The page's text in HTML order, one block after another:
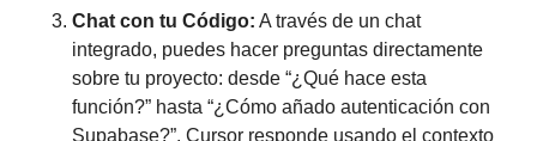
Chat con tu Código: A través de un chat
integrado, puedes hacer preguntas directamente
sobre tu proyecto: desde “¿Qué hace esta
función?” hasta “¿Cómo añado autenticación con
Supabase?”. Cursor responde usando el contexto